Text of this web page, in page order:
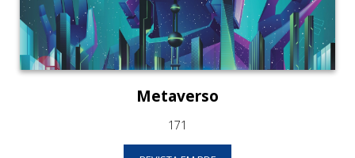
Metaverso
171